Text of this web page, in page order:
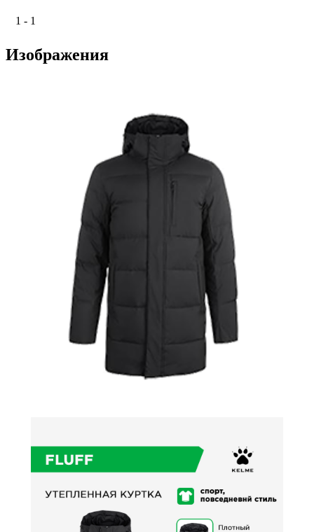
1 - 1
Изображения